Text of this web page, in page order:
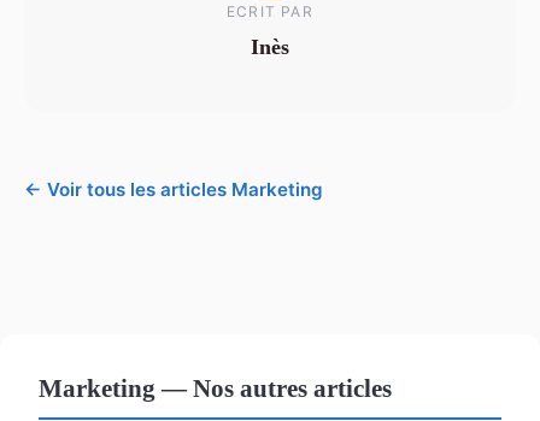
ECRIT PAR
Inès
← Voir tous les articles Marketing
Marketing — Nos autres articles